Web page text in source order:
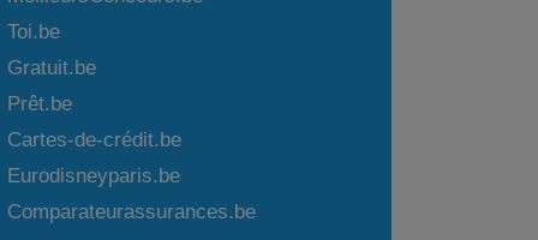
Toi.be
Gratuit.be
Prêt.be
Cartes-de-crédit.be
Eurodisneyparis.be
Comparateurassurances.be